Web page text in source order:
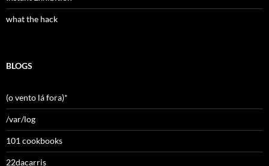
what the hack
BLOGS
(o vento lá fora)*
/var/log
101 cookbooks
22dacarris